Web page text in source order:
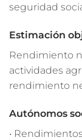
seguridad
Estimación
Rendimiento
actividades
rendimiento
Autónomos
•